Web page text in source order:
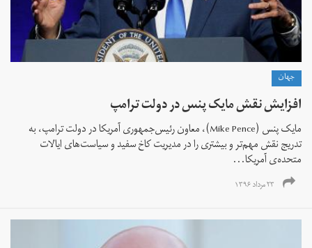
جهان
افزایش نقش مایک پنس در دولت ترامپ
مایک پنس (Mike Pence)، معاون رئیس‌جمهوری آمریکا در دولت ترامپ، به
تدریج نقش مهم‌تر و بیشتری را در مدیریت کاخ سفید و سیاست‌های ایالات
متحده‌ی آمریکا...
۲۳ مرداد ۱۳۹۶